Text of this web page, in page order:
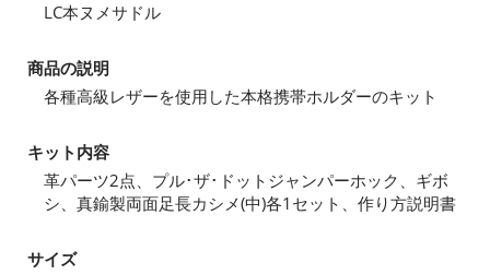
LC本ヌメサドル
商品の説明
各種高級レザーを使用した本格携帯ホルダーのキット
キット内容
革パーツ2点、プル･ザ･ドットジャンパーホック、ギボ
シ、真鍮製両面足長カシメ(中)各1セット、作り方説明書
サイズ